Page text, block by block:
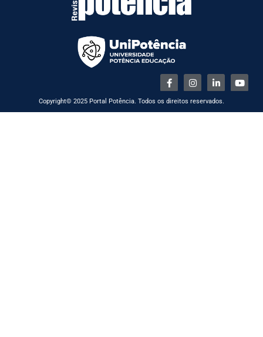
Copyright© 2025 Portal Potência. Todos os direitos reservados.